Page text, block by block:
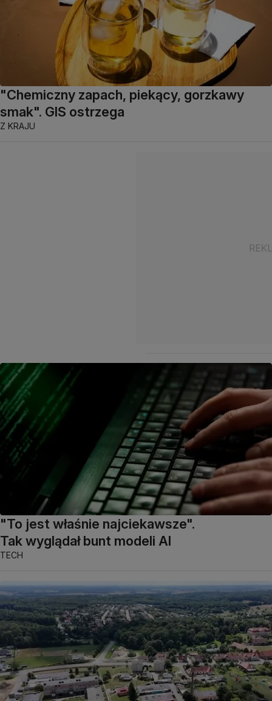
"Chemiczny zapach, piekący, gorzkawy
smak". GIS ostrzega
Z KRAJU
"To jest właśnie najciekawsze".
Tak wyglądał bunt modeli AI
TECH